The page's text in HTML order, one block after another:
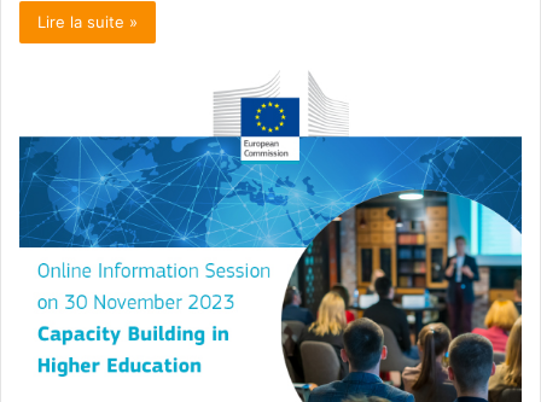
Lire la suite »